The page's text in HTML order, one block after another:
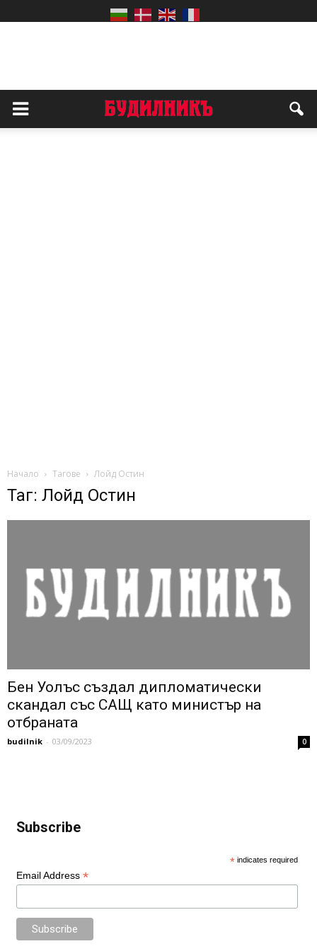
Начало Тагове Лойд Остин
Таг: Лойд Остин
Бен Уолъс създал дипломатически
скандал със САЩ като министър на
отбраната
budilnik - 03/09/2023 0
Subscribe
* indicates required
Email Address *